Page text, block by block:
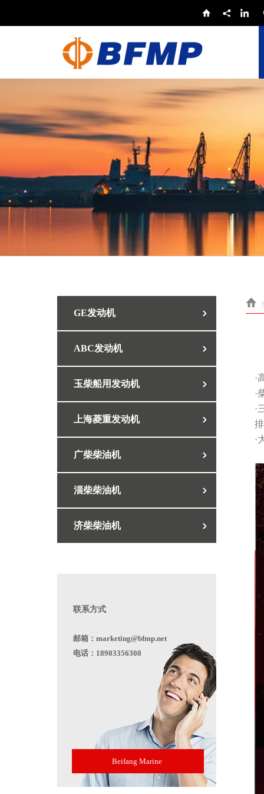
GE发动机
ABC发动机
玉柴船用发动机
上海菱重发动机
广柴柴油机
淄柴柴油机
济柴柴油机
联系方式
邮箱：marketing@bfmp.net
电话：18903356308
Beifang Marine
·
·
·
·